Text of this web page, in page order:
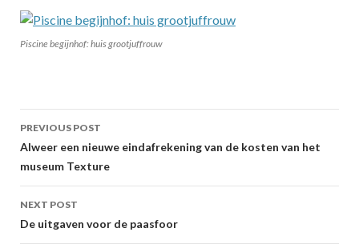
Piscine begijnhof: huis grootjuffrouw
Post
navigation
PREVIOUS POST
Alweer een nieuwe eindafrekening van de kosten van het
museum Texture
NEXT POST
De uitgaven voor de paasfoor